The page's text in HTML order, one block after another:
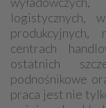
logistycznych,
produkcyjnych,
centrach
ostatnich
podnośnikowe
praca jest nie